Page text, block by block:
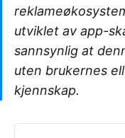
utviklet av app-
sannsynlig at
uten brukernes
kjennskap.